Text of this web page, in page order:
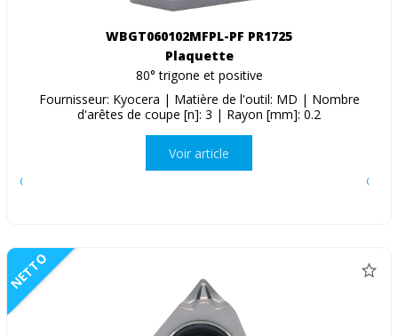
WBGT060102MFPL-PF PR1725
Plaquette
80° trigone et positive
Fournisseur: Kyocera | Matière de l'outil: MD | Nombre
d'arêtes de coupe [n]: 3 | Rayon [mm]: 0.2
Voir article
NETTO